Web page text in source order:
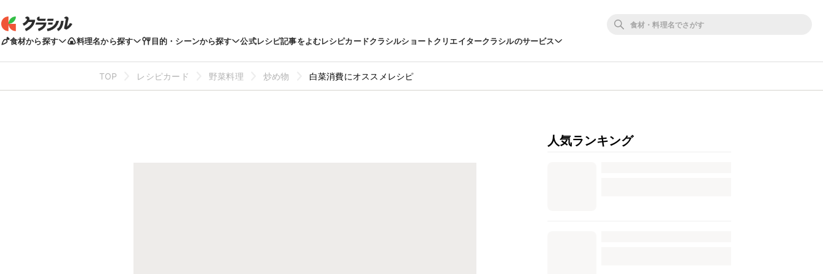
食材から探す 料理名から探す 目的・シーンから探す 公式レシピ記事をよむレシピカードクラシルショートクリエイタークラシルのサービス
TOP レシピカード 野菜料理 炒め物 白菜消費にオススメレシピ
人気ランキング